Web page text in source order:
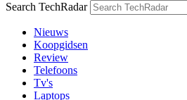
Search TechRadar
Nieuws
Koopgidsen
Review
Telefoons
Tv's
Laptops